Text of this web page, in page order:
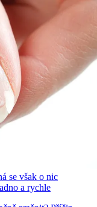
se však o nic
a rychle